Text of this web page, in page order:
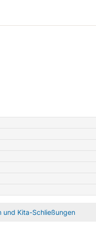
und Kita-Schließungen